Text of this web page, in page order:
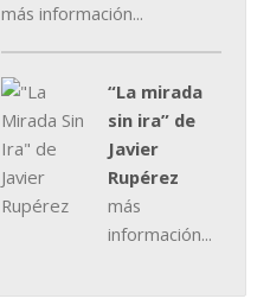
más información...
“La mirada
sin ira” de
Javier
Rupérez
más
información...